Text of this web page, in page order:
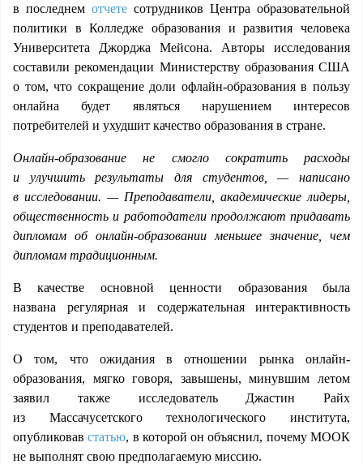
в последнем отчете сотрудников Центра образовательной
политики в Колледже образования и развития человека
Университета Джорджа Мейсона. Авторы исследования
составили рекомендации Министерству образования США
о том, что сокращение доли офлайн-образования в пользу
онлайна будет являться нарушением интересов
потребителей и ухудшит качество образования в стране.
Онлайн-образование не смогло сократить расходы
и улучшить результаты для студентов, — написано
в исследовании. — Преподаватели, академические лидеры,
общественность и работодатели продолжают придавать
дипломам об онлайн-образовании меньшее значение, чем
дипломам традиционным.
В качестве основной ценности образования была
названа регулярная и содержательная интерактивность
студентов и преподавателей.
О том, что ожидания в отношении рынка онлайн-
образования, мягко говоря, завышены, минувшим летом
заявил также исследователь Джастин Райх
из Массачусетского технологического института,
опубликовавстатью, в которой он объяснил, почему MOOК
не выполнят свою предполагаемую миссию.